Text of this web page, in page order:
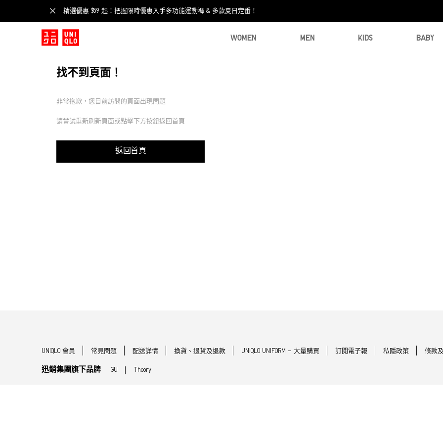
精選優惠 $59 起：把握限時優惠入手多功能運動褲 & 多款夏日定番！​
WOMEN MEN KIDS BABY
找不到頁面！
非常抱歉，您目前訪問的頁面出現問題
請嘗試重新刷新頁面或點擊下方按鈕返回首頁
返回首頁
UNIQLO 會員 常見問題 配送詳情 換貨、退貨及退款 UNIQLO UNIFORM - 大量購買 訂閱電子報 私隱政策 條款
迅銷集團旗下品牌 GU Theory